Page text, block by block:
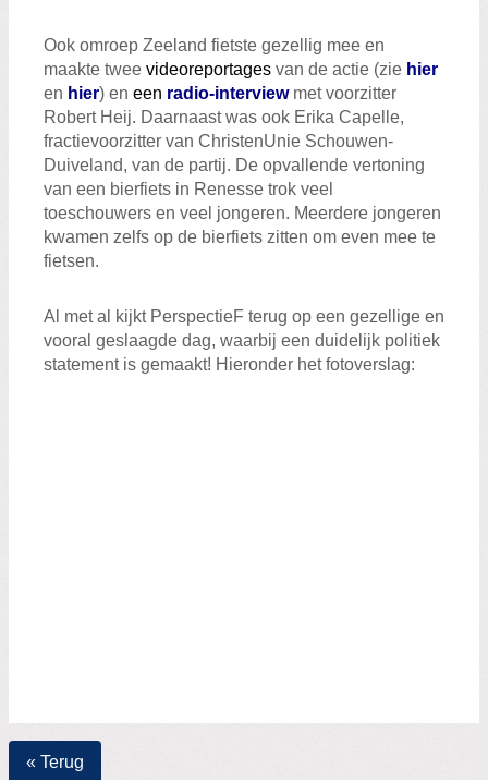
Ook omroep Zeeland fietste gezellig mee en
maakte twee videoreportages van de actie (zie hier
en hier) en een radio-interviewmet voorzitter
Robert Heij. Daarnaast was ook Erika Capelle,
fractievoorzitter van ChristenUnie Schouwen-
Duiveland, van de partij. De opvallende vertoning
van een bierfiets in Renesse trok veel
toeschouwers en veel jongeren. Meerdere jongeren
kwamen zelfs op de bierfiets zitten om even mee te
fietsen.
Al met al kijkt PerspectieF terug op een gezellige en
vooral geslaagde dag, waarbij een duidelijk politiek
statement is gemaakt! Hieronder het fotoverslag:
« Terug